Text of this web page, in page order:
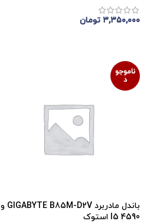
۳,۳۵۰,۰۰۰ تومان
ناموجو
د
باندل مادربرد GIGABYTE B85M-D2V و
I5 4590 استوک